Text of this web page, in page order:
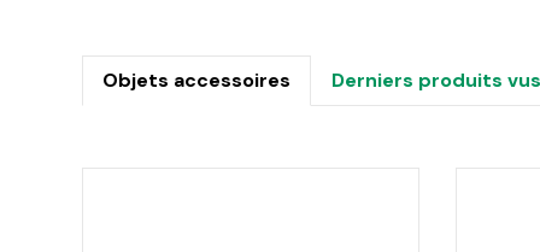
Objets accessoires Derniers produits vus